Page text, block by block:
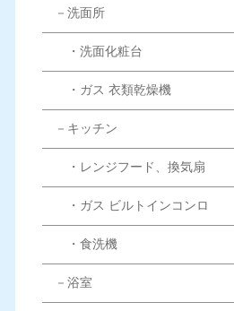
－洗面所
・洗面化粧台
・ガス 衣類乾燥機
－キッチン
・レンジフード、換気扇
・ガス ビルトインコンロ
・食洗機
－浴室